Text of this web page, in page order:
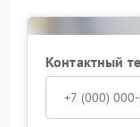
Контактный